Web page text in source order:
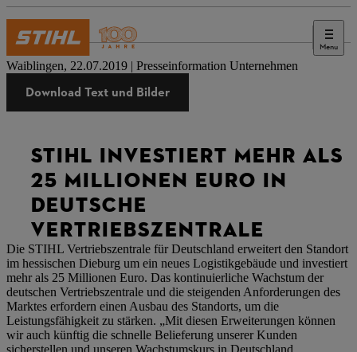
Menu
Presse
Waiblingen, 22.07.2019 | Presseinformation Unternehmen
Download Text und Bilder
STIHL INVESTIERT MEHR ALS
25 MILLIONEN EURO IN
DEUTSCHE
VERTRIEBSZENTRALE
Die STIHL Vertriebszentrale für Deutschland erweitert den Standort
im hessischen Dieburg um ein neues Logistikgebäude und investiert
mehr als 25 Millionen Euro. Das kontinuierliche Wachstum der
deutschen Vertriebszentrale und die steigenden Anforderungen des
Marktes erfordern einen Ausbau des Standorts, um die
Leistungsfähigkeit zu stärken. „Mit diesen Erweiterungen können
wir auch künftig die schnelle Belieferung unserer Kunden
sicherstellen und unseren Wachstumskurs in Deutschland